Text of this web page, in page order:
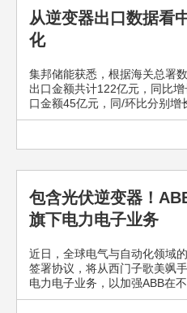
从逆变器出口数据看
化
集邦储能获悉，根据海关总署
出口金额共计122亿元，同比
口金额45亿元，同/环比分别增
包含光伏逆变器！
旗下电力电子业务
近日，全球电气与自动化领域
签署协议，将从西门子歌美飒
电力电子业务，以加强ABB在